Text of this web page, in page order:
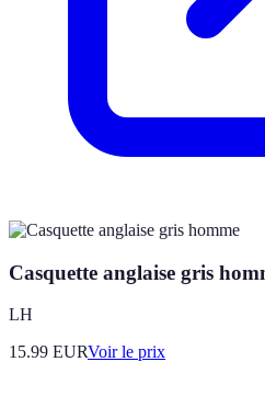
Casquette anglaise gris
LH
15.99 EURVoir le prix